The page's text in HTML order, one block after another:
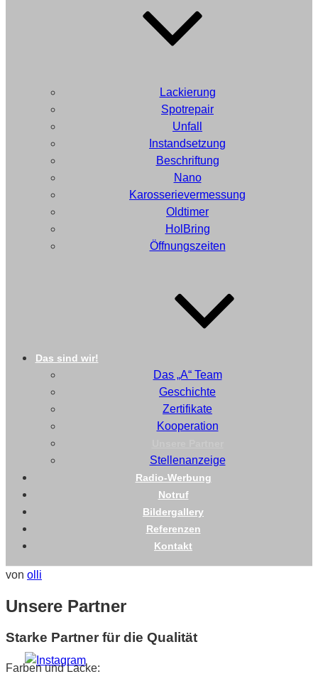
Lackierung
Spotrepair
Unfall
Instandsetzung
Beschriftung
Nano
Karosserievermessung
Oldtimer
HolBring
Öffnungszeiten
Das sind wir!
Das „A“ Team
Geschichte
Zertifikate
Kooperation
Stellenanzeige
Radio-Werbung
Notruf
Bildergallery
Referenzen
Kontakt
Veröffentlicht
von olli
Unsere Partner
Starke Partner für die Qualität
Farben und Lacke: